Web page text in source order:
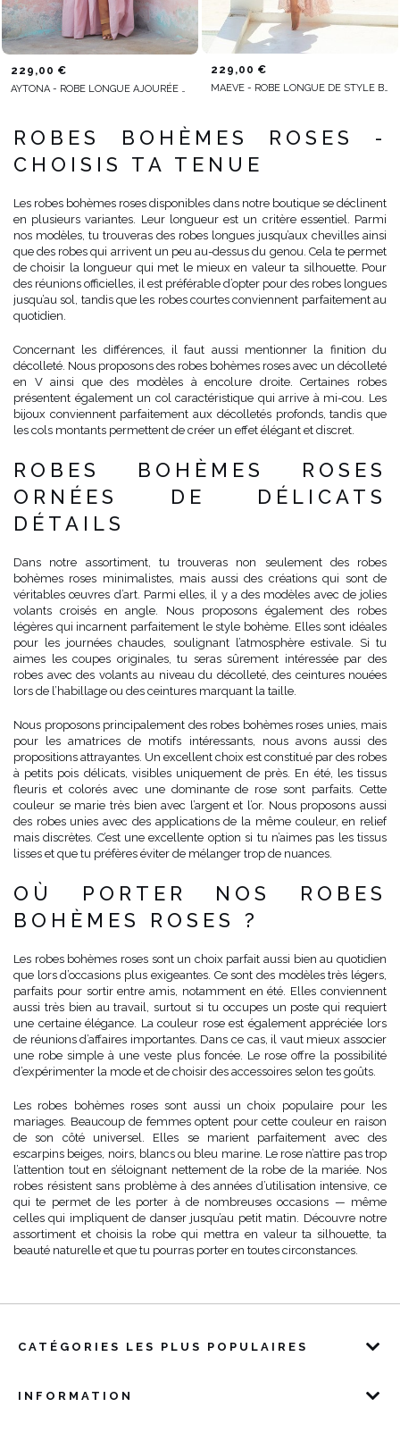
229,00 € 229,00 €
MAEVE - ROBE LONGUE DE STYLE BOHO DANS UNE NUANCE DE ROSE POUDRÉ
ROBES BOHÈMES ROSES -
CHOISIS TA TENUE
Les robes bohèmes roses disponibles dans notre boutique se déclinent
en plusieurs variantes. Leur longueur est un critère essentiel. Parmi
nos modèles, tu trouveras des robes longues jusqu’aux chevilles ainsi
que des robes qui arrivent un peu au-dessus du genou. Cela te permet
de choisir la longueur qui met le mieux en valeur ta silhouette. Pour
des réunions officielles, il est préférable d’opter pour des robes longues
jusqu’au sol, tandis que les robes courtes conviennent parfaitement au
quotidien.
Concernant les différences, il faut aussi mentionner la finition du
décolleté. Nous proposons des robes bohèmes roses avec un décolleté
en V ainsi que des modèles à encolure droite. Certaines robes
présentent également un col caractéristique qui arrive à mi-cou. Les
bijoux conviennent parfaitement aux décolletés profonds, tandis que
les cols montants permettent de créer un effet élégant et discret.
ROBES BOHÈMES ROSES
ORNÉES DE DÉLICATS
DÉTAILS
Dans notre assortiment, tu trouveras non seulement des robes
bohèmes roses minimalistes, mais aussi des créations qui sont de
véritables œuvres d’art. Parmi elles, il y a des modèles avec de jolies
volants croisés en angle. Nous proposons également des robes
légères qui incarnent parfaitement le style bohème. Elles sont idéales
pour les journées chaudes, soulignant l’atmosphère estivale. Si tu
aimes les coupes originales, tu seras sûrement intéressée par des
robes avec des volants au niveau du décolleté, des ceintures nouées
lors de l’habillage ou des ceintures marquant la taille.
Nous proposons principalement des robes bohèmes roses unies, mais
pour les amatrices de motifs intéressants, nous avons aussi des
propositions attrayantes. Un excellent choix est constitué par des robes
à petits pois délicats, visibles uniquement de près. En été, les tissus
fleuris et colorés avec une dominante de rose sont parfaits. Cette
couleur se marie très bien avec l’argent et l’or. Nous proposons aussi
des robes unies avec des applications de la même couleur, en relief
mais discrètes. C’est une excellente option si tu n’aimes pas les tissus
lisses et que tu préfères éviter de mélanger trop de nuances.
OÙ PORTER NOS ROBES
BOHÈMES ROSES ?
Les robes bohèmes roses sont un choix parfait aussi bien au quotidien
que lors d’occasions plus exigeantes. Ce sont des modèles très légers,
parfaits pour sortir entre amis, notamment en été. Elles conviennent
aussi très bien au travail, surtout si tu occupes un poste qui requiert
une certaine élégance. La couleur rose est également appréciée lors
de réunions d’affaires importantes. Dans ce cas, il vaut mieux associer
une robe simple à une veste plus foncée. Le rose offre la possibilité
d’expérimenter la mode et de choisir des accessoires selon tes goûts.
Les robes bohèmes roses sont aussi un choix populaire pour les
mariages. Beaucoup de femmes optent pour cette couleur en raison
de son côté universel. Elles se marient parfaitement avec des
escarpins beiges, noirs, blancs ou bleu marine. Le rose n’attire pas trop
l’attention tout en s’éloignant nettement de la robe de la mariée. Nos
robes résistent sans problème à des années d’utilisation intensive, ce
qui te permet de les porter à de nombreuses occasions — même
celles qui impliquent de danser jusqu’au petit matin. Découvre notre
assortiment et choisis la robe qui mettra en valeur ta silhouette, ta
beauté naturelle et que tu pourras porter en toutes circonstances.
CATÉGORIES LES PLUS POPULAIRES
INFORMATION